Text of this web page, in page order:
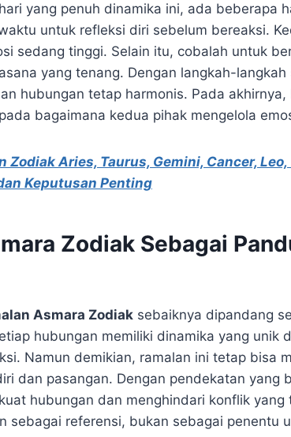
yang penuh dinamika ini, ada beberapa
untuk refleksi diri sebelum bereaksi.
sedang tinggi. Selain itu, cobalah untuk
yang tenang. Dengan langkah-
hubungan tetap harmonis. Pada
bagaimana kedua pihak mengelola
Zodiak Aries, Taurus, Gemini, Cancer,
Keputusan Penting
Zodiak Sebagai
Asmara Zodiak sebaiknya dipandang
hubungan memiliki dinamika yang unik
Namun demikian, ramalan ini tetap bisa
dan pasangan. Dengan pendekatan yang
hubungan dan menghindari konflik yang
sebagai referensi, bukan sebagai penentu